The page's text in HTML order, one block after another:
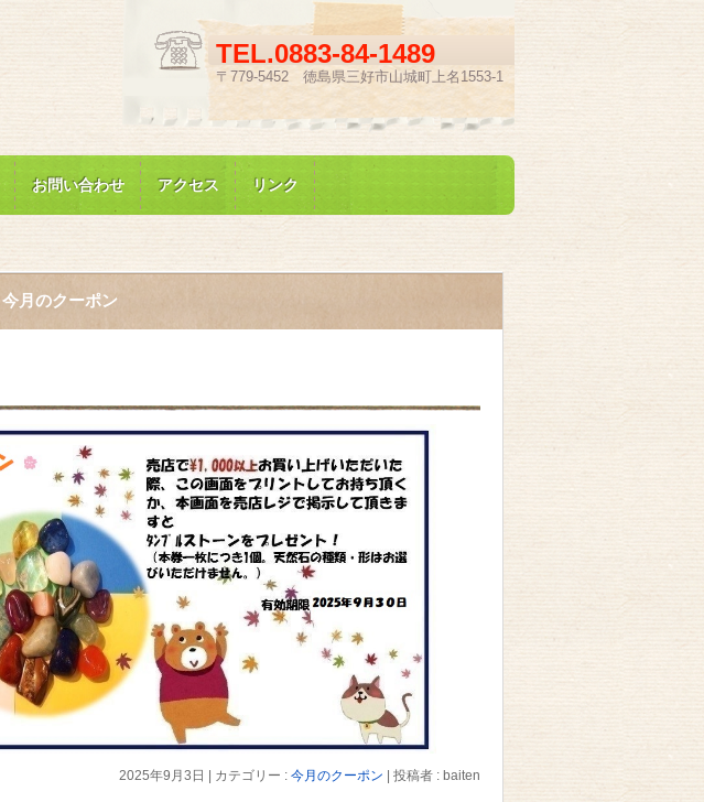
TEL.0883-84-1489
〒779-5452 徳島県三好市山城町上名1553-1
お問い合わせ アクセス リンク
今月のクーポン
2025年9月3日 | カテゴリー : 今月のクーポン | 投稿者 : baiten